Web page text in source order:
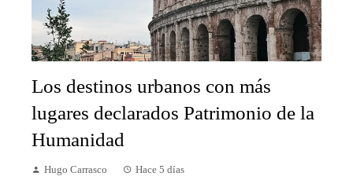
Los destinos urbanos con más
lugares declarados Patrimonio de la
Humanidad
Hugo Carrasco Hace 5 días